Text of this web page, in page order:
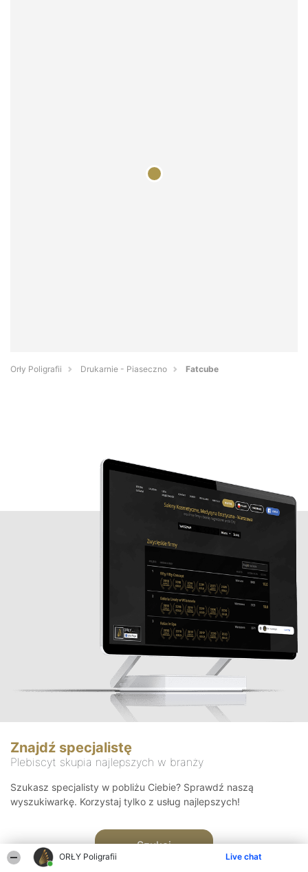
ORŁY Poligrafii Live chat
Orły Poligrafii Drukarnie - Piaseczno Fatcube
Znajdź specjalistę
Plebiscyt skupia najlepszych w branży
Szukasz specjalisty w pobliżu Ciebie? Sprawdź naszą
wyszukiwarkę. Korzystaj tylko z usług najlepszych!
Szukaj